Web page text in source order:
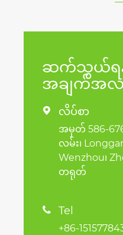
ဆက်သွယ်ရ
အချက်အ
 လိပ်စာ
အမှတ် 586-
လမ်း၊
Wenzhou၊
တရုတ်
 Tel
+86-